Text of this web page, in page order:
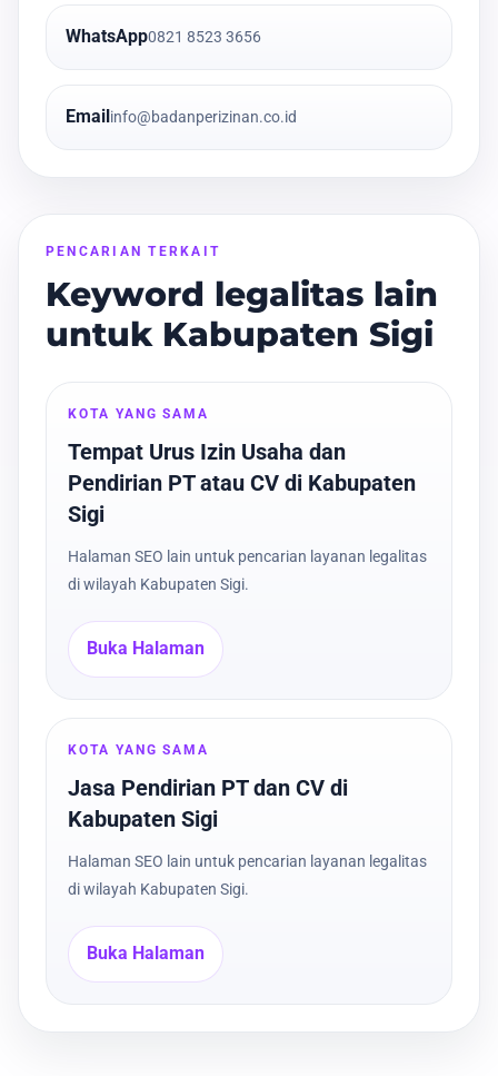
WhatsApp0821 8523 3656
Email info@badanperizinan.co.id
PENCARIAN TERKAIT
Keyword legalitas lain
untuk Kabupaten Sigi
KOTA YANG SAMA
Tempat Urus Izin Usaha dan
Pendirian PT atau CV di Kabupaten
Sigi
Halaman SEO lain untuk pencarian layanan legalitas
di wilayah Kabupaten Sigi.
Buka Halaman
KOTA YANG SAMA
Jasa Pendirian PT dan CV di
Kabupaten Sigi
Halaman SEO lain untuk pencarian layanan legalitas
di wilayah Kabupaten Sigi.
Buka Halaman